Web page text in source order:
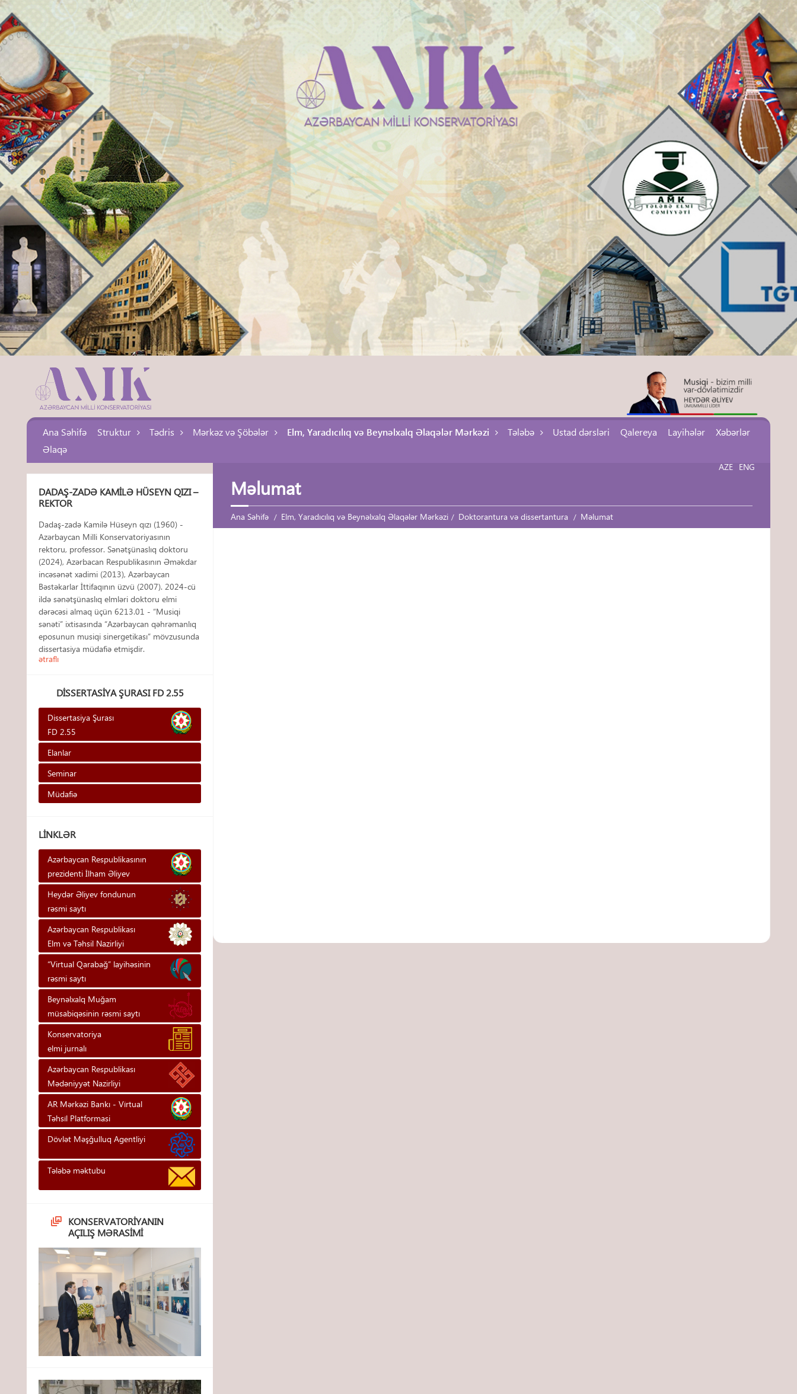
Ana Səhifə Struktur Tədris Mərkəz və Şöbələr Elm, Yaradıcılıq və Beynəlxalq Əlaqələr Mərkəzi Tələbə Ustad dərsləri Qalereya Layihələr
Xəbərlər
Əlaqə
AZE ENG
Məlumat
Ana Səhifə Elm, Yaradıcılıq və Beynəlxalq Əlaqələr Mərkəzi Doktorantura və dissertantura Məlumat
DADAŞ-ZADƏ KAMILƏ HÜSEYN QIZI –
REKTOR
Dadaş-zadə Kamilə Hüseyn qızı (1960) -
Azərbaycan Milli Konservatoriyasının
rektoru, professor. Sənətşünaslıq doktoru
(2024), Azərbacan Respublikasının Əməkdar
incəsənət xadimi (2013), Azərbaycan
Bəstəkarlar İttifaqının üzvü (2007). 2024-cü
ildə sənətşünaslıq elmləri doktoru elmi
dərəcəsi almaq üçün 6213.01 - “Musiqi
sənəti” ixtisasında “Azərbaycan qəhrəmanlıq
eposunun musiqi sinergetikası” mövzusunda
dissertasiya müdafiə etmişdir.
ətraflı
DISSERTASIYA ŞURASI FD 2.55
Dissertasiya Şurası
FD 2.55
Elanlar
Seminar
Müdafiə
LINKLƏR
Azərbaycan Respublikasının
prezidenti İlham Əliyev
Heydər Əliyev fondunun
rəsmi saytı
Azərbaycan Respublikası
Elm və Təhsil Nazirliyi
“Virtual Qarabağ” layihəsinin
rəsmi saytı
Beynəlxalq Muğam
müsabiqəsinin rəsmi saytı
Konservatoriya
elmi jurnalı
Azərbaycan Respublikası
Mədəniyyət Nazirliyi
AR Mərkəzi Bankı - Vi̇rtual
Təhsi̇l Platformasi
Dövlət Məşğulluq Agentliyi
Tələbə məktubu
KONSERVATORIYANIN
AÇILIŞ MƏRASIMI